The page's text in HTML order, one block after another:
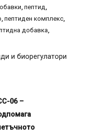
, пептид,
, пептиден комплекс,
добавка,
и биорегулатори
06 –